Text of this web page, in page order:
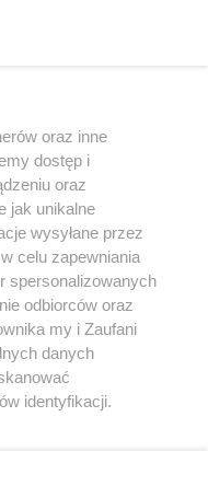
Praca Łódź
oraz inne
dostęp i
oraz
jak unikalne
wysyłane przez
celu zapewniania
spersonalizowanych
odbiorców oraz
my i Zaufani
danych
identyfikacji.